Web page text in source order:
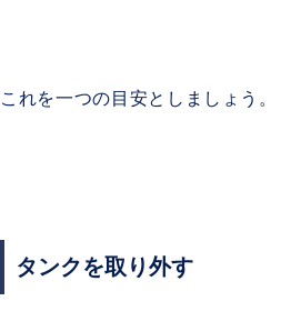
これを一つの目安としましょう。
タンクを取り外す